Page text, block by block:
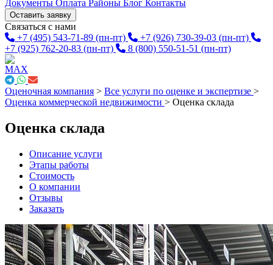
Документы Оплата Районы Блог Контакты
Оставить заявку
Связаться с нами
+7 (495) 543-71-89 (пн-пт) +7 (926) 730-39-03 (пн-пт)
+7 (925) 762-20-83 (пн-пт) 8 (800) 550-51-51 (пн-пт)
Оценочная компания > Все услуги по оценке и экспертизе >
Оценка коммерческой недвижимости > Оценка склада
Оценка склада
Описание услуги
Этапы работы
Стоимость
О компании
Отзывы
Заказать